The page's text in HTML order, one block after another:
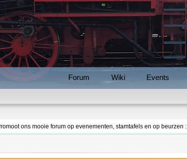
Forum Wiki Events
ons mooie forum op evenementen, stamtafels en op beurzen :